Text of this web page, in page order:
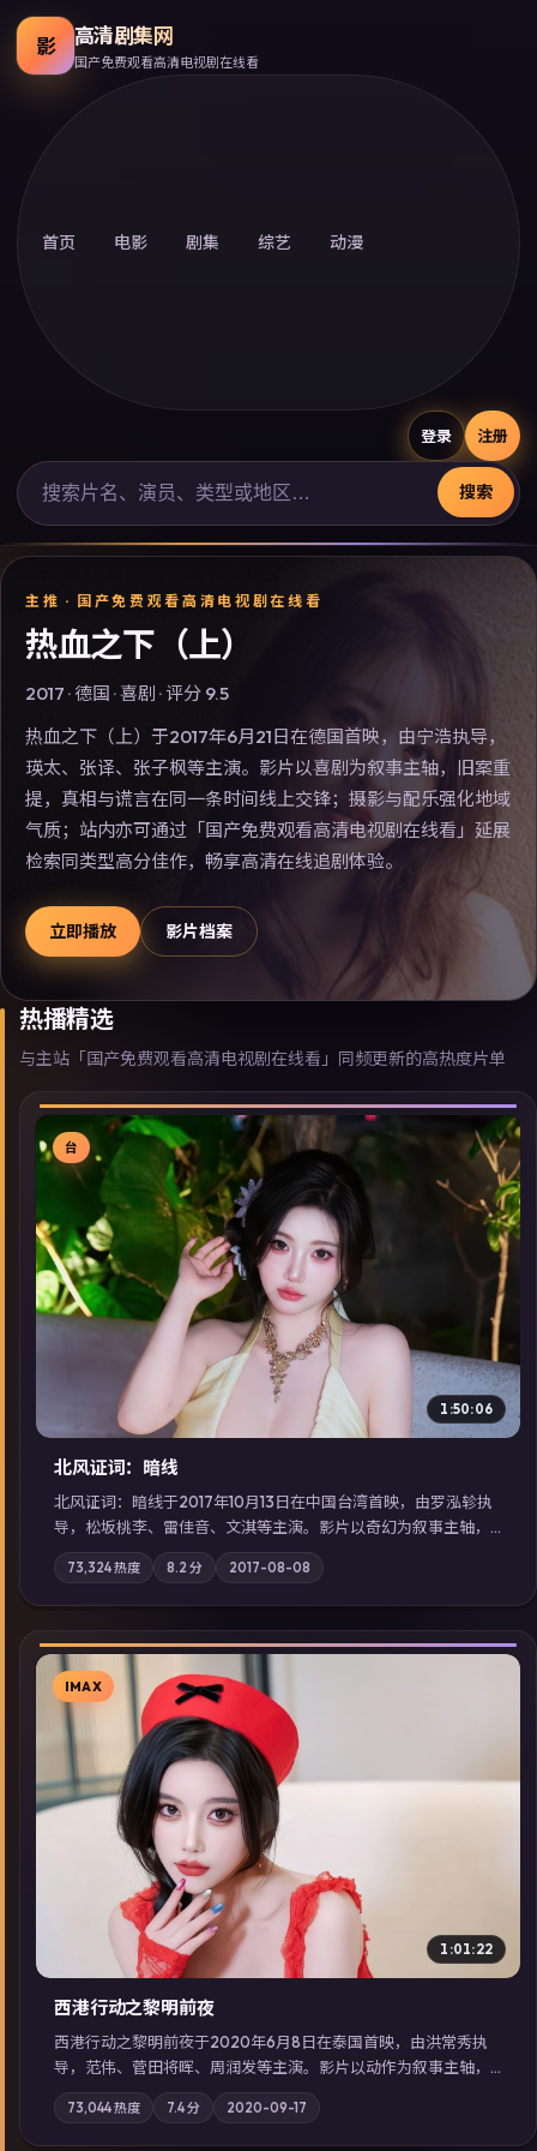
影 高清剧集网
国产免费观看高清电视剧在线看
首页 电影 剧集 综艺 动漫
登录 注册
搜索
主推 · 国产免费观看高清电视剧在线看
热血之下（上）
2017 · 德国 ·喜剧 · 评分 9.5
热血之下（上）于2017年6月21日在德国首映，由宁浩执导，
瑛太、张译、张子枫等主演。影片以喜剧为叙事主轴，旧案重
提，真相与谎言在同一条时间线上交锋；摄影与配乐强化地域
气质；站内亦可通过「国产免费观看高清电视剧在线看」延展
检索同类型高分佳作，畅享高清在线追剧体验。
立即播放 影片档案
热播精选
与主站「国产免费观看高清电视剧在线看」同频更新的高热度片单
▶
台
1:50:06
北风证词：暗线
北风证词：暗线于2017年10月13日在中国台湾首映，由罗泓轸执
导，松坂桃李、雷佳音、文淇等主演。影片以奇幻为叙事主轴，
旧案重提，真相与谎言在同一条时间线上交锋；摄影与配乐强化
地域气质；站内亦可通过「国产免费观看高清电视剧在线看」延
展检索同类型高分佳作，畅享高清在线追剧体验。
73,324热度 8.2 分 2017-08-08
▶
IMAX
1:01:22
西港行动之黎明前夜
西港行动之黎明前夜于2020年6月8日在泰国首映，由洪常秀执
导，范伟、菅田将晖、周润发等主演。影片以动作为叙事主轴，
亲情与职责必须在倒计时结束前做出抉择；摄影与配乐强化地域
气质；站内亦可通过「国产免费观看高清电视剧在线看」延展检
索同类型高分佳作，畅享高清在线追剧体验。
73,044热度 7.4分 2020-09-17